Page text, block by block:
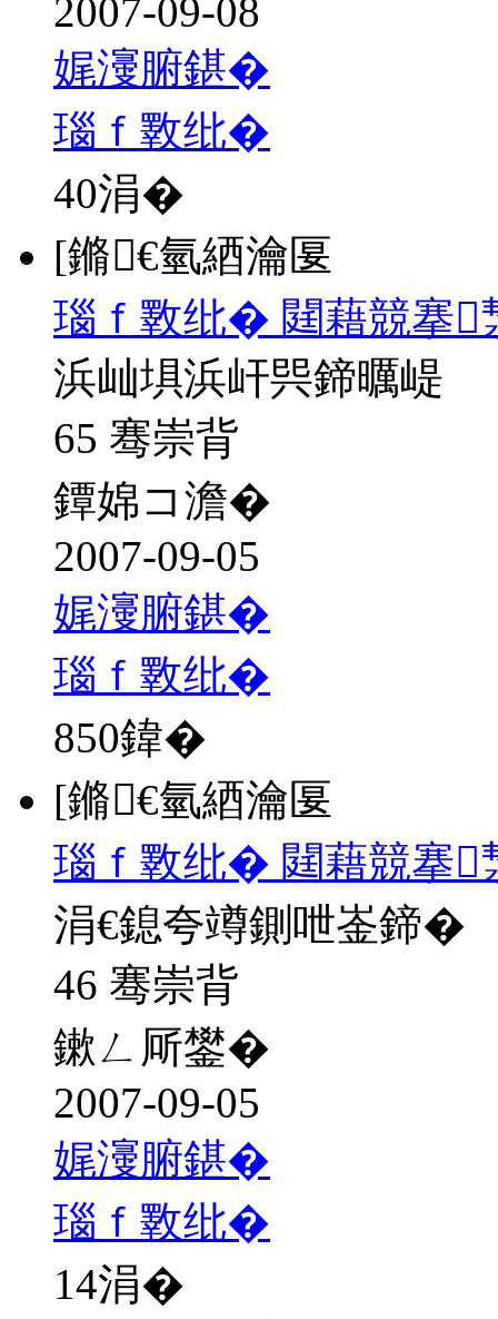
2007-09-08
娓濅腑鍖�
瑙ｆ斁纰�
40涓�
[鏅€氫綇瀹匽
瑙ｆ斁纰� 閮藉競搴
浜屾埧浜屽巺鍗曞崼
65 骞崇背
鐔婂コ澹�
2007-09-05
娓濅腑鍖�
瑙ｆ斁纰�
850鍏�
[鏅€氫綇瀹匽
瑙ｆ斁纰� 閮藉競搴
涓€鎴夸竴鍘呭崟鍗�
46 骞崇背
鏉ㄥ厛鐢�
2007-09-05
娓濅腑鍖�
瑙ｆ斁纰�
14涓�